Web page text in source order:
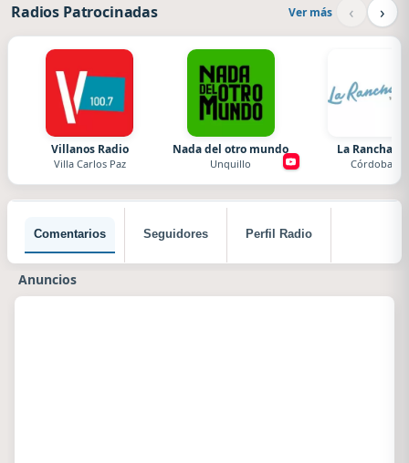
Radios Patrocinadas Ver más ‹ ›
Villanos Radio
Villa Carlos Paz
Nada del otro mundo
Unquillo
La Ranchada
Córdoba
Comentarios Seguidores Perfil Radio
Anuncios